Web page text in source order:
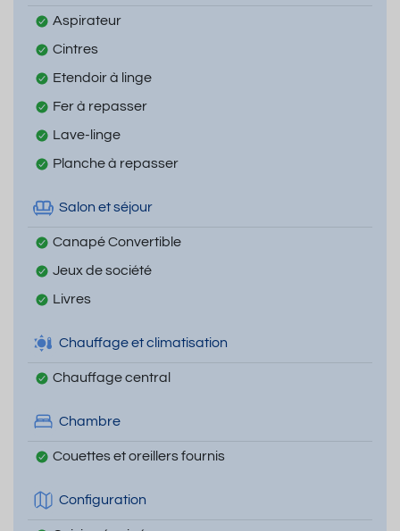
Aspirateur
Cintres
Etendoir à linge
Fer à repasser
Lave-linge
Planche à repasser
Salon et séjour
Canapé Convertible
Jeux de société
Livres
Chauffage et climatisation
Chauffage central
Chambre
Couettes et oreillers fournis
Configuration